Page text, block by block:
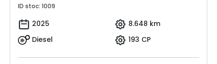
ID stoc: 1009
2025
8.648 km
Diesel
193 CP